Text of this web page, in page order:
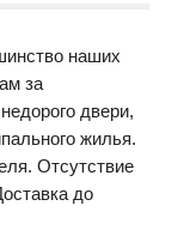
наших
за
двери,
жилья.
Отсутствие
до